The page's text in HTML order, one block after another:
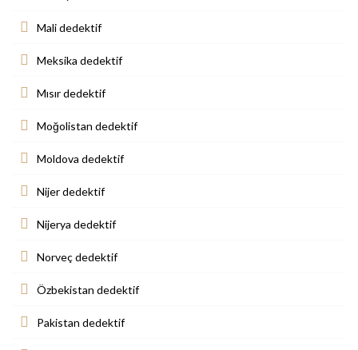
Mali dedektif
Meksika dedektif
Mısır dedektif
Moğolistan dedektif
Moldova dedektif
Nijer dedektif
Nijerya dedektif
Norveç dedektif
Özbekistan dedektif
Pakistan dedektif